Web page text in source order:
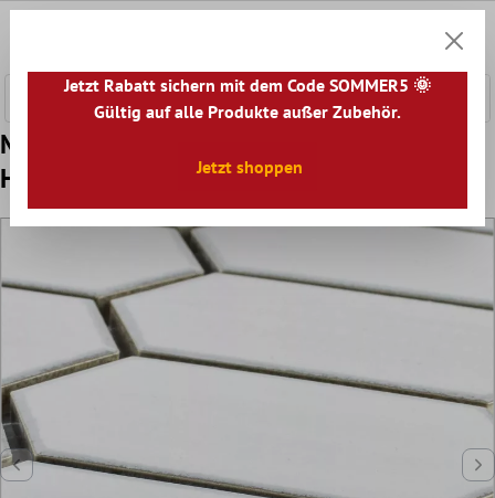
Muster von Keramik Mosaikfliesen McCook
Hexagon Lang Weiß
Jetzt Rabatt sichern mit dem Code SOMMER5 🌞
Gültig auf alle Produkte außer Zubehör.
Jetzt shoppen